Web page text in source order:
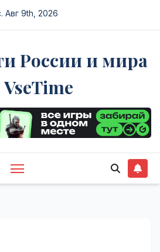
Авг 9th, 2026
России и мира